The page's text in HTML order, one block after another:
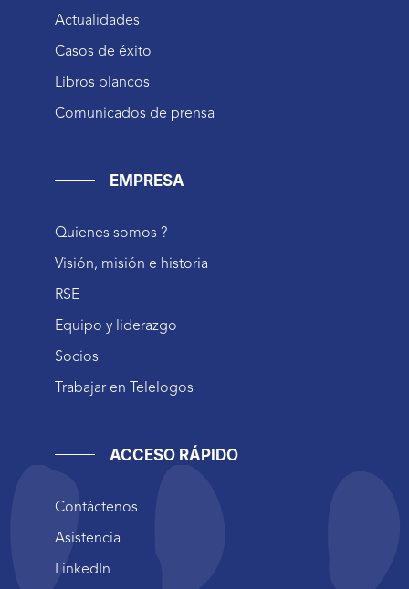
Actualidades
Casos de éxito
Libros blancos
Comunicados de prensa
EMPRESA
Quienes somos ?
Visión, misión e historia
RSE
Equipo y liderazgo
Socios
Trabajar en Telelogos
ACCESO RÁPIDO
Contáctenos
Asistencia
LinkedIn